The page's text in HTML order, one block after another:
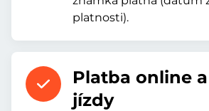
platnosti).
Platba online
jízdy